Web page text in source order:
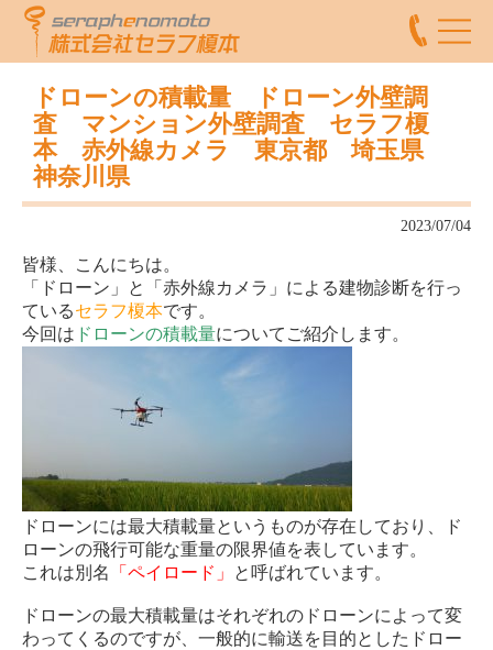
ドローンの積載量 ドローン外壁調
査 マンション外壁調査 セラフ榎
本 赤外線カメラ 東京都 埼玉県
神奈川県
2023/07/04
皆様、こんにちは。
「ドローン」と「赤外線カメラ」による建物診断を行っ
ているセラフ榎本です。
今回は ドローンの積載量についてご紹介します。
ドローンには最大積載量というものが存在しており、ド
ローンの飛行可能な重量の限界値を表しています。
これは別名
「ペイロード」 と呼ばれています。
ドローンの最大積載量はそれぞれのドローンによって変
わってくるのですが、一般的に輸送を目的としたドロー